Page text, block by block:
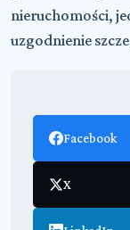
nieruchomości,
uzgodnienie
Facebook
X